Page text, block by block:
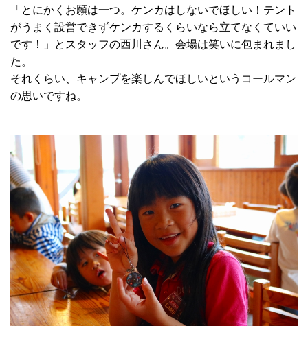
「とにかくお願は一つ。ケンカはしないでほしい！テント
がうまく設営できずケンカするくらいなら立てなくていい
です！」とスタッフの西川さん。会場は笑いに包まれまし
た。
それくらい、キャンプを楽しんでほしいというコールマン
の思いですね。